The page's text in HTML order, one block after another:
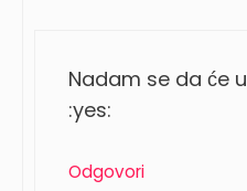
Nadam se da će
:yes:
Odgovori